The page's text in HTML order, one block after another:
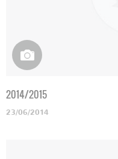
2014/2015
23/06/2014